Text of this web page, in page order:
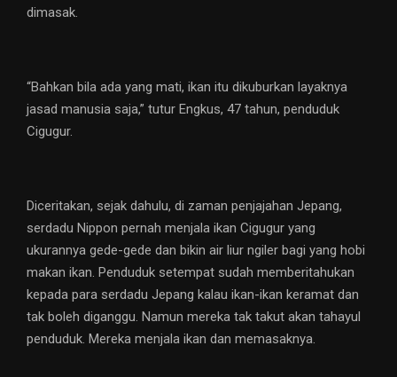
dimasak.
“Bahkan bila ada yang mati, ikan itu dikuburkan layaknya
jasad manusia saja,” tutur Engkus, 47 tahun, penduduk
Cigugur.
Diceritakan, sejak dahulu, di zaman penjajahan Jepang,
serdadu Nippon pernah menjala ikan Cigugur yang
ukurannya gede-gede dan bikin air liur ngiler bagi yang hobi
makan ikan. Penduduk setempat sudah memberitahukan
kepada para serdadu Jepang kalau ikan-ikan keramat dan
tak boleh diganggu. Namun mereka tak takut akan tahayul
penduduk. Mereka menjala ikan dan memasaknya.